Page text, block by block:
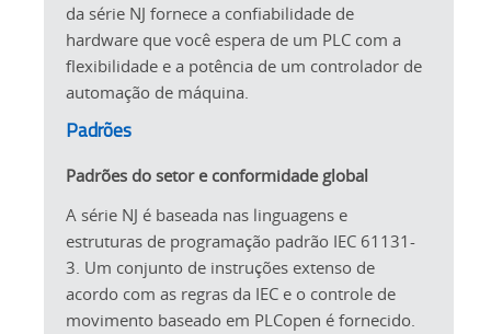
da série NJ fornece a confiabilidade de
hardware que você espera de um PLC com a
flexibilidade e a potência de um controlador de
automação de máquina.
Padrões
Padrões do setor e conformidade global
A série NJ é baseada nas linguagens e
estruturas de programação padrão IEC 61131-
3. Um conjunto de instruções extenso de
acordo com as regras da IEC e o controle de
movimento baseado em PLCopen é fornecido.